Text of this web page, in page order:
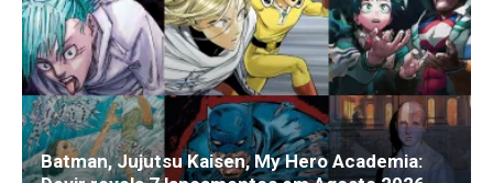
Batman, Jujutsu Kaisen, My Hero Academia: